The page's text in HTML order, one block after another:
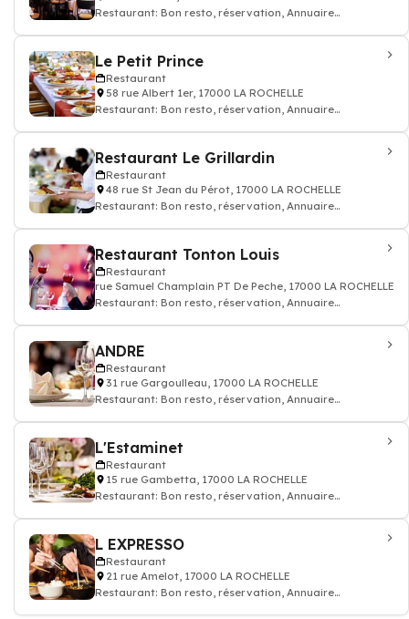
Restaurant: Bon resto, réservation, Annuaire
Le Petit Prince
Restaurant
58 rue Albert 1er, 17000 LA ROCHELLE
Restaurant: Bon resto, réservation, Annuaire
Restaurant Le Grillardin
Restaurant
48 rue St Jean du Pérot, 17000 LA ROCHELLE
Restaurant: Bon resto, réservation, Annuaire
Restaurant Tonton Louis
Restaurant
rue Samuel Champlain PT De Peche, 17000 LA ROCHELLE
Restaurant: Bon resto, réservation, Annuaire
ANDRE
Restaurant
31 rue Gargoulleau, 17000 LA ROCHELLE
Restaurant: Bon resto, réservation, Annuaire
L'Estaminet
Restaurant
15 rue Gambetta, 17000 LA ROCHELLE
Restaurant: Bon resto, réservation, Annuaire
L EXPRESSO
Restaurant
21 rue Amelot, 17000 LA ROCHELLE
Restaurant: Bon resto, réservation, Annuaire